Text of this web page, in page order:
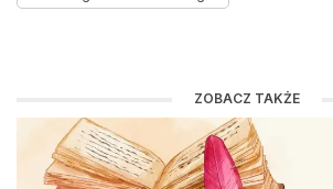
ZOBACZ TAKŻE